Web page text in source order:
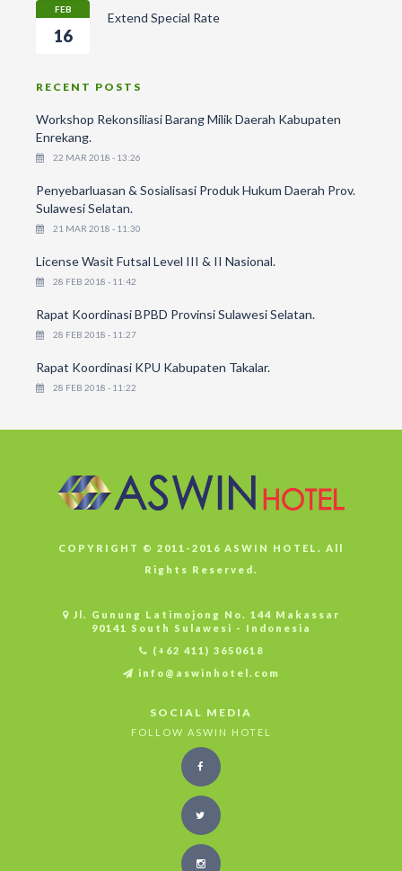
FEB
16
Extend Special Rate
RECENT POSTS
Workshop Rekonsiliasi Barang Milik Daerah Kabupaten
Enrekang.
22 MAR 2018 - 13:26
Penyebarluasan & Sosialisasi Produk Hukum Daerah Prov.
Sulawesi Selatan.
21 MAR 2018 - 11:30
License Wasit Futsal Level III & II Nasional.
28 FEB 2018 - 11:42
Rapat Koordinasi BPBD Provinsi Sulawesi Selatan.
28 FEB 2018 - 11:27
Rapat Koordinasi KPU Kabupaten Takalar.
28 FEB 2018 - 11:22
COPYRIGHT © 2011-2016 ASWIN HOTEL. All
Rights Reserved.
Jl. Gunung Latimojong No. 144 Makassar
90141 South Sulawesi - Indonesia
(+62 411) 3650618
info@aswinhotel.com
SOCIAL MEDIA
FOLLOW ASWIN HOTEL